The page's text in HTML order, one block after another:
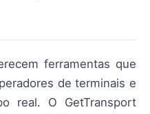
ferramentas que
de terminais e
real. O GetTransport